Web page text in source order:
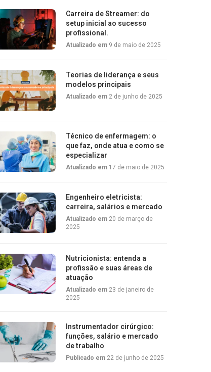
Carreira de Streamer: do
setup inicial ao sucesso
profissional.
Atualizado em 9 de maio de 2025
Teorias de liderança e seus
modelos principais
Atualizado em 2 de junho de 2025
Técnico de enfermagem: o
que faz, onde atua e como se
especializar
Atualizado em 17 de maio de 2025
Engenheiro eletricista:
carreira, salários e mercado
Atualizado em 20 de março de
2025
Nutricionista: entenda a
profissão e suas áreas de
atuação
Atualizado em 23 de janeiro de
2025
Instrumentador cirúrgico:
funções, salário e mercado
de trabalho
Publicado em 22 de junho de 2025